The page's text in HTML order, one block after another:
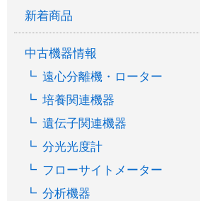
新着商品
中古機器情報
遠心分離機・ローター
培養関連機器
遺伝子関連機器
分光光度計
フローサイトメーター
分析機器